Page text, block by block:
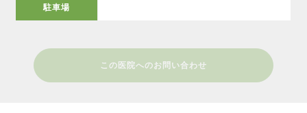
駐車場
この医院へのお問い合わせ